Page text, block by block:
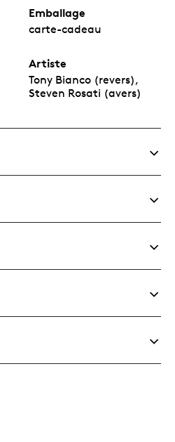
Emballage
carte-cadeau
Artiste
Tony Bianco (revers),
Steven Rosati (avers)